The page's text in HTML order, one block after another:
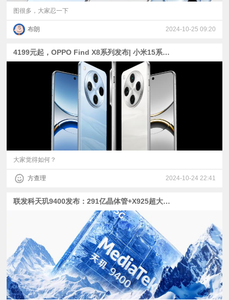
讯
评
普
题
图很多，大家忍一下
布朗 2024-10-25 09:20
4199元起，OPPO Find X8系列发布| 小米15系列外观公布+定档
大家觉得如何？
方查理 2024-10-24 22:41
联发科天玑9400发布：291亿晶体管+X925超大核，vivo X200系列首发